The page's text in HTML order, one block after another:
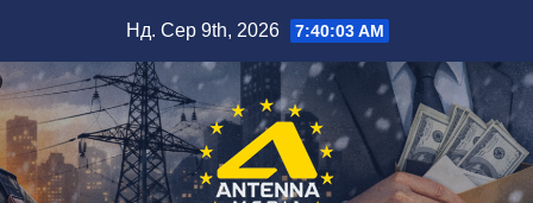
вмісту
Нд. Сер 9th, 2026 7:40:04 AM